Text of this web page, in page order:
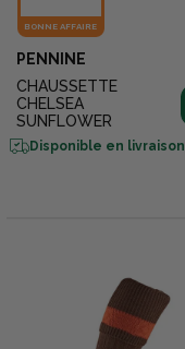
BONNE AFFAIRE
PENNINE
CHAUSSETTE
CHELSEA
SUNFLOWER
Disponible en livraison